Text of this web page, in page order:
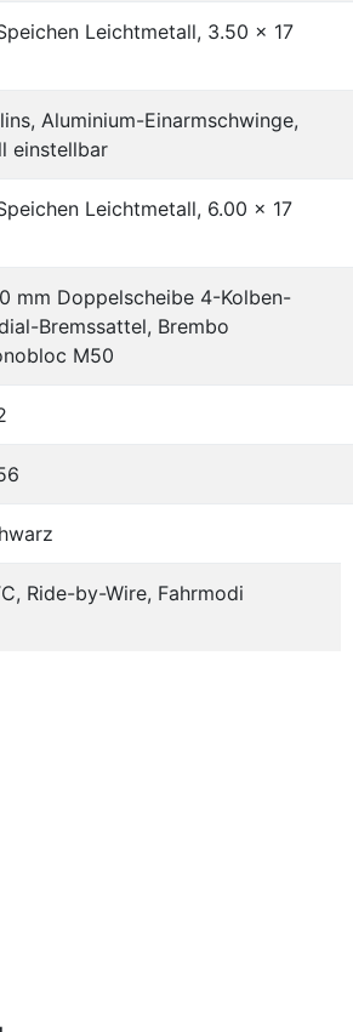
Leichtmetall, 3.50 x 17
Aluminium-Einarmschwinge,
einstellbar
Leichtmetall, 6.00 x 17
mm Doppelscheibe 4-Kolben-
Bremssattel, Brembo
M50
Ride-by-Wire, Fahrmodi